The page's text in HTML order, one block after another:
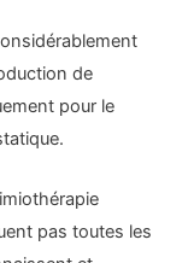
de
pour le
pas toutes les